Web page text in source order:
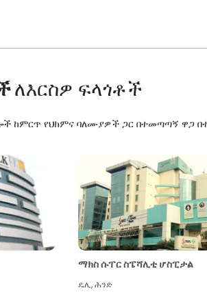
ለእርስዎ ፍላጎቶች
ከምርጥ የህክምና ባለሙያዎች ጋር በተመጣጣኝ ዋጋ
ማክስ ሱፐር ስፔሻሊቲ ሆስፒታል
ዴሊ,ሕንድ